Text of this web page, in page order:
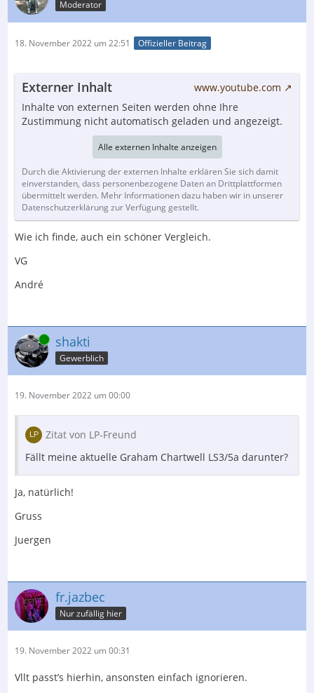
Moderator
18. November 2022 um 22:51 Offizieller Beitrag
Externer Inhalt
www.youtube.com
Inhalte von externen Seiten werden ohne Ihre
Zustimmung nicht automatisch geladen und angezeigt.
Alle externen Inhalte anzeigen
Durch die Aktivierung der externen Inhalte erklären Sie sich damit
einverstanden, dass personenbezogene Daten an Drittplattformen
übermittelt werden. Mehr Informationen dazu haben wir in unserer
Datenschutzerklärung zur Verfügung gestellt.
Wie ich finde, auch ein schöner Vergleich.
VG
André
Online shakti
Gewerblich
19. November 2022 um 00:00
Zitat von LP-Freund
Fällt meine aktuelle Graham Chartwell LS3/5a darunter?
Ja, natürlich!
Gruss
Juergen
fr.jazbec
Nur zufällig hier
19. November 2022 um 00:31
Vllt passt’s hierhin, ansonsten einfach ignorieren.